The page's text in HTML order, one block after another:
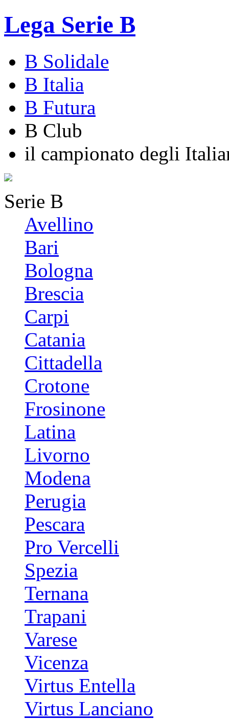
Lega Serie B
B Solidale
B Italia
B Futura
B Club
il campionato degli
Serie B
Avellino
Bari
Bologna
Brescia
Carpi
Catania
Cittadella
Crotone
Frosinone
Latina
Livorno
Modena
Perugia
Pescara
Pro Vercelli
Spezia
Ternana
Trapani
Varese
Vicenza
Virtus Entella
Virtus Lanciano